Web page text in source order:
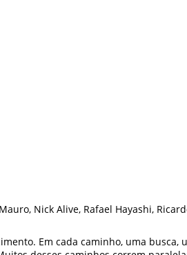
Nick Alive, Rafael Hayashi,
Em cada caminho, uma